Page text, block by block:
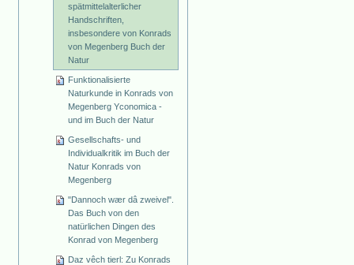
spätmittelalterlicher
Handschriften,
insbesondere von Konrads
von Megenberg Buch der
Natur
Funktionalisierte
Naturkunde in Konrads von
Megenberg Yconomica -
und im Buch der Natur
Gesellschafts- und
Individualkritik im Buch der
Natur Konrads von
Megenberg
"Dannoch wær dâ zweivel".
Das Buch von den
natürlichen Dingen des
Konrad von Megenberg
Daz vêch tierl: Zu Konrads